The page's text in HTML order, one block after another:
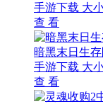
手游下载 大
查 看
暗黑末日生
手游下载 大
查 看